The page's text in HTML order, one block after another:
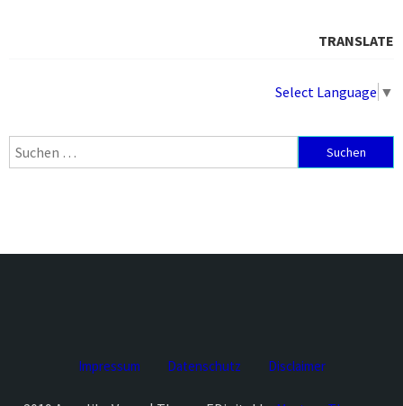
TRANSLATE
Select Language ▼
Suchen
nach:
Impressum Datenschutz Disclaimer